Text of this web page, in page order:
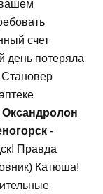
вашем
счет
день потеряла
Становер
Оксандролон
-
Правда
Катюша!